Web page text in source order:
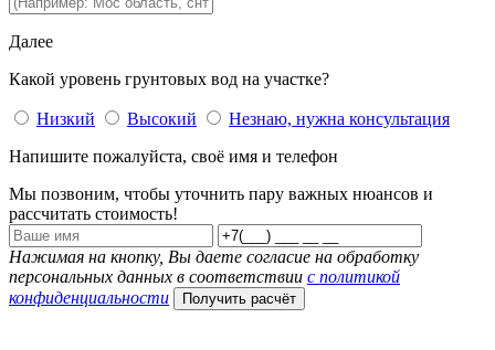
Далее
Какой уровень грунтовых вод на участке?
Низкий Высокий
Незнаю, нужна консультация
Напишите пожалуйста, своё имя и телефон
Мы позвоним, чтобы уточнить пару важных нюансов и
рассчитать стоимость!
Нажимая на кнопку, Вы даете согласие на обработку
персональных данных в соответствии с политикой
конфиденциальности
Получить расчёт